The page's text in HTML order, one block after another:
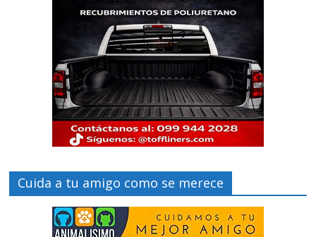
Cuida a tu amigo como se merece